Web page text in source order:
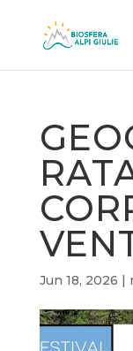
Jun 18, 2026 |